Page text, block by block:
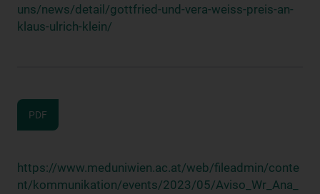
uns/news/detail/gottfried-und-vera-weiss-preis-an-
klaus-ulrich-klein/
PDF
https://www.meduniwien.ac.at/web/fileadmin/conte
nt/kommunikation/events/2023/05/Aviso_Wr_Ana_